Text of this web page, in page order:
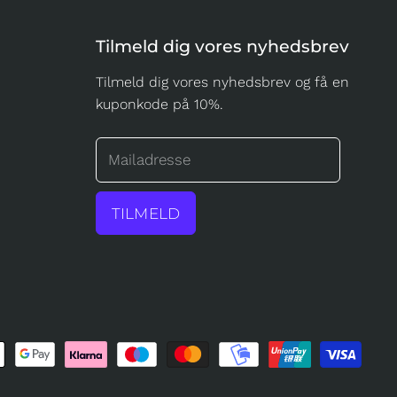
Tilmeld dig vores nyhedsbrev
Tilmeld dig vores nyhedsbrev og få en
kuponkode på 10%.
Mailadresse
TILMELD